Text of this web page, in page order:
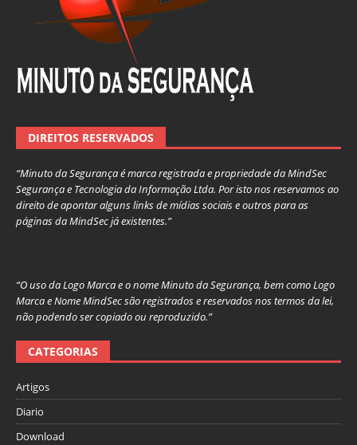
DIREITOS RESERVADOS
“Minuto da Segurança é marca registrada e propriedade da MindSec
Segurança e Tecnologia da Informação Ltda. Por isto nos reservamos ao
direito de apontar alguns links de mídias sociais e outros para as
páginas da MindSec já existentes.”
“O uso da Logo Marca e o nome Minuto da Segurança, bem como Logo
Marca e Nome MindSec são registrados e reservados nos termos da lei,
não podendo ser copiado ou reproduzido.”
CATEGORIAS
Artigos
Diario
Download